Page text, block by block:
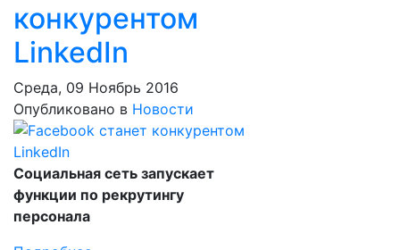
конкурентом
LinkedIn
Среда, 09 Ноябрь 2016
Опубликовано в Новости
Cоциальная сеть запускает
функции по рекрутингу
персонала